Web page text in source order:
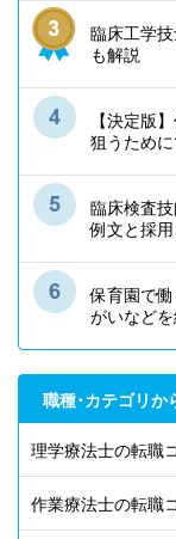
臨床工学
も解説
【決定版
狙うため
臨床検査
例文と採
保育園で
がいなどを
職種･カテゴリか
理学療法士の転職
作業療法士の転職